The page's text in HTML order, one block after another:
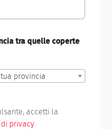
tra quelle coperte
provincia
accetti la
privacy